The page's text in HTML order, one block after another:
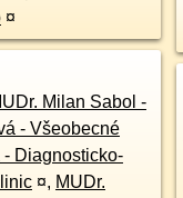
¤
Milan Sabol -
- Všeobecné
- Diagnosticko-
¤, MUDr.